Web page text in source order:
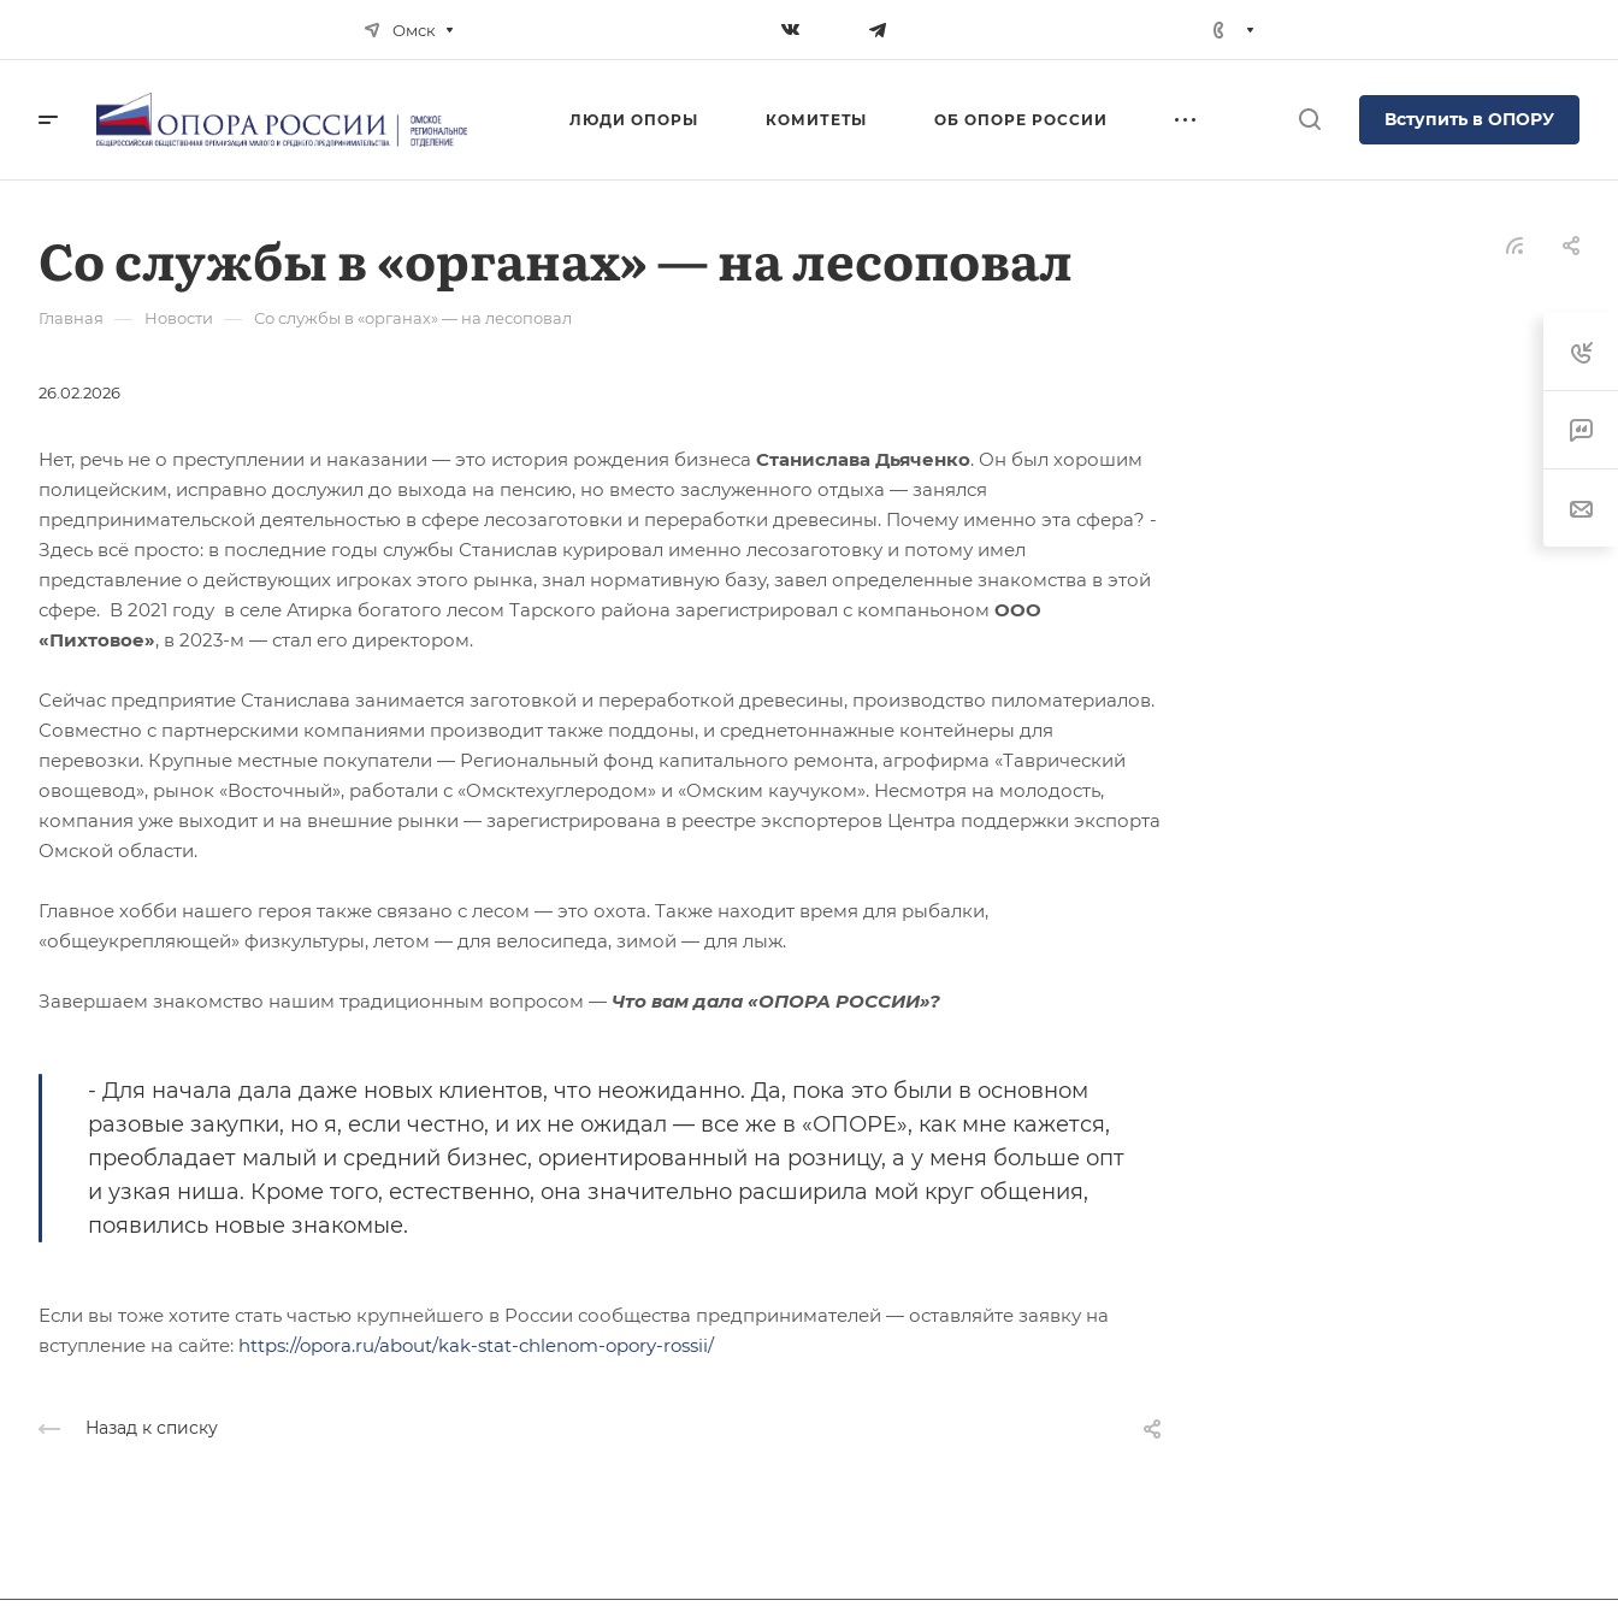
Омск
ЛЮДИ ОПОРЫ КОМИТЕТЫ ОБ ОПОРЕ РОССИИ Вступить в ОПОРУ
Со службы в «органах» — на лесоповал
Главная — Новости — Со службы в «органах» — на лесоповал
26.02.2026
Нет, речь не о преступлении и наказании — это история рождения бизнеса Станислава Дьяченко. Он был хорошим
полицейским, исправно дослужил до выхода на пенсию, но вместо заслуженного отдыха — занялся
предпринимательской деятельностью в сфере лесозаготовки и переработки древесины. Почему именно эта сфера? -
Здесь всё просто: в последние годы службы Станислав курировал именно лесозаготовку и потому имел
представление о действующих игроках этого рынка, знал нормативную базу, завел определенные знакомства в этой
сфере. В 2021 году в селе Атирка богатого лесом Тарского района зарегистрировал с компаньоном ООО
«Пихтовое», в 2023-м — стал его директором.
Сейчас предприятие Станислава занимается заготовкой и переработкой древесины, производство пиломатериалов.
Совместно с партнерскими компаниями производит также поддоны, и среднетоннажные контейнеры для
перевозки. Крупные местные покупатели — Региональный фонд капитального ремонта, агрофирма «Таврический
овощевод», рынок «Восточный», работали с «Омсктехуглеродом» и «Омским каучуком». Несмотря на молодость,
компания уже выходит и на внешние рынки — зарегистрирована в реестре экспортеров Центра поддержки экспорта
Омской области.
Главное хобби нашего героя также связано с лесом — это охота. Также находит время для рыбалки,
«общеукрепляющей» физкультуры, летом — для велосипеда, зимой — для лыж.
Завершаем знакомство нашим традиционным вопросом — Что вам дала «ОПОРА РОССИИ»?
- Для начала дала даже новых клиентов, что неожиданно. Да, пока это были в основном
разовые закупки, но я, если честно, и их не ожидал — все же в «ОПОРЕ», как мне кажется,
преобладает малый и средний бизнес, ориентированный на розницу, а у меня больше опт
и узкая ниша. Кроме того, естественно, она значительно расширила мой круг общения,
появились новые знакомые.
Если вы тоже хотите стать частью крупнейшего в России сообщества предпринимателей — оставляйте заявку на
вступление на сайте: https://opora.ru/about/kak-stat-chlenom-opory-rossii/
Назад к списку